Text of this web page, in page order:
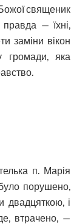
священик
— їхні,
заміни вікон
громади, яка
п. Марія
порушено,
двадцяткою, і
втрачено, —